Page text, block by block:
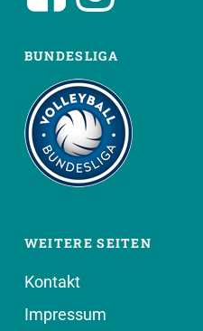
BUNDESLIGA
WEITERE SEITEN
Kontakt
Impressum